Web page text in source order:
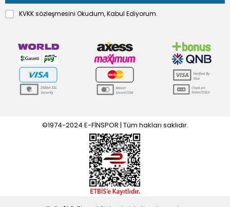
KVKK sözleşmesini Okudum, Kabul Ediyorum.
©1974-2024 E-FİNSPOR | Tüm hakları saklıdır.